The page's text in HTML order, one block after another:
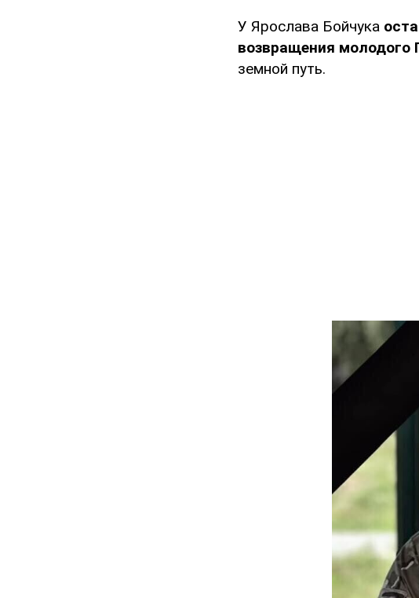
У Ярослава Бойчука
возвращения молодого
земной путь.